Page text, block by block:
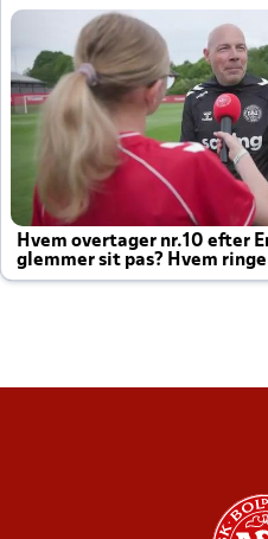
Hvem overtager nr.10 efter
glemmer sit pas? Hvem
altid til efter kampe?